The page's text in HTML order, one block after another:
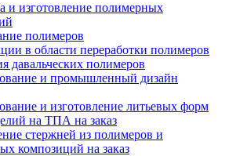
и изготовление полимерных
полимеров
в области переработки полимеров
давальческих полимеров
и промышленный дизайн
и изготовление литьевых форм
на ТПА на заказ
стержней из полимеров и
композиций на заказ